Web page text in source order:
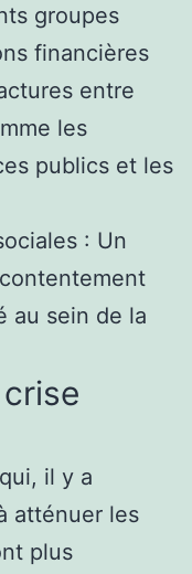
groupes
financières
entre
les
publics et les
: Un
au sein de la
il y a
atténuer les
plus